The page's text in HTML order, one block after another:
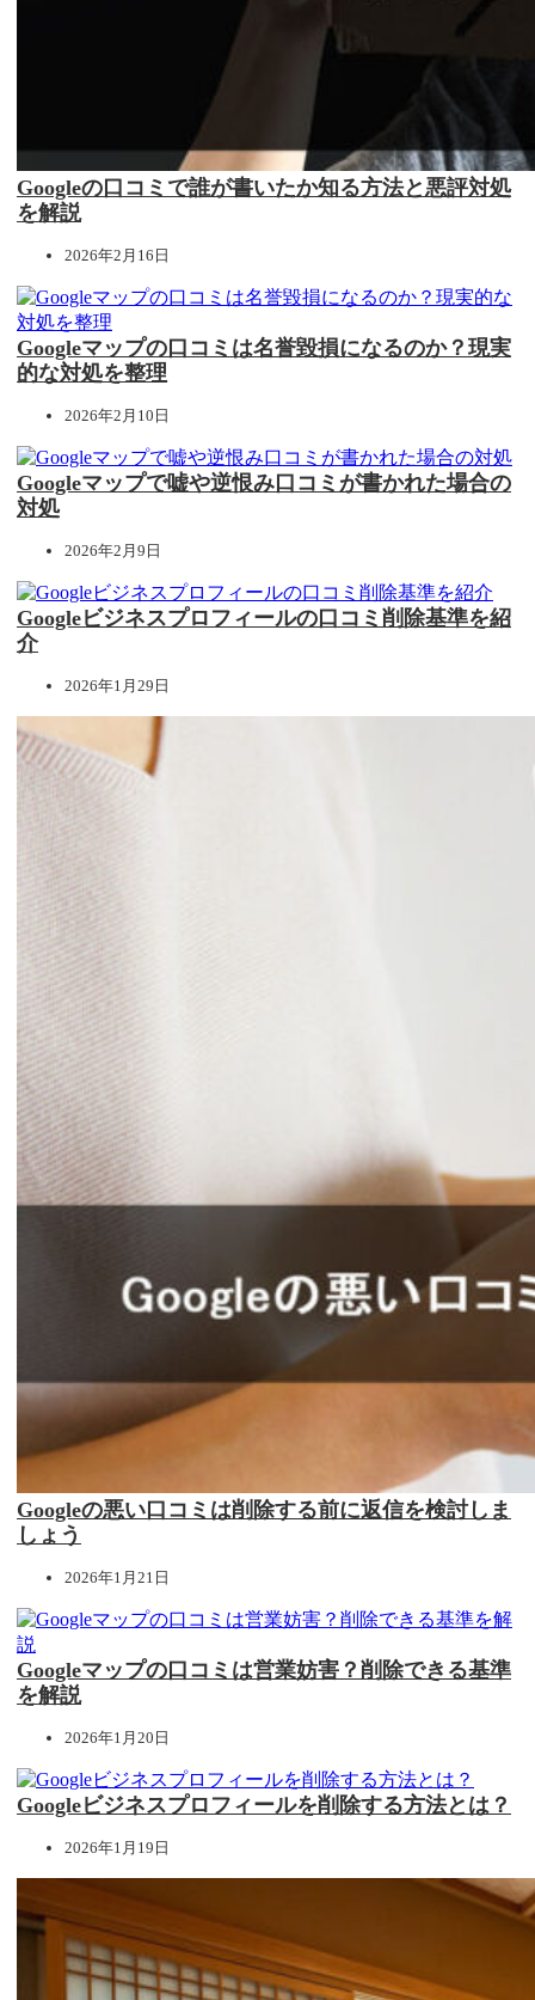
Googleの口コミで誰が書いたか知る方法と悪評対処
を解説
2026年2月16日
Googleマップの口コミは名誉毀損になるのか？現実
的な対処を整理
2026年2月10日
Googleマップで嘘や逆恨み口コミが書かれた場合の
対処
2026年2月9日
Googleビジネスプロフィールの口コミ削除基準を紹
介
2026年1月29日
Googleの悪い口コミは削除する前に返信を検討しま
しょう
2026年1月21日
Googleマップの口コミは営業妨害？削除できる基準
を解説
2026年1月20日
Googleビジネスプロフィールを削除する方法とは？
2026年1月19日